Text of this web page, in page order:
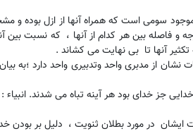
سومی است که همراه آنها از ازل بوده و
و فاصله بین هر کدام از آنها ، که نسبت
تکثیر آنها تا بی نهایت می کشاند .
نشان از مدبری واحد وتدبیری واحد دارد ؛به
جز خدای بود هر آینه تباه می شدند. انبیاء : ۲۲)
ایشان در مورد بطلان ثنویت ، دلیل بر بودن